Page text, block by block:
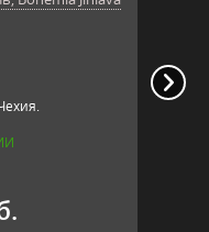
Размер: